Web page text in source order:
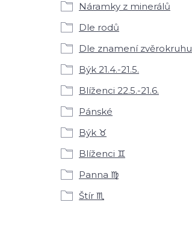
Náramky z minerálů
Dle rodů
Dle znamení zvěrokruhu
Býk 21.4.-21.5.
Blíženci 22.5.-21.6.
Pánské
Býk ♉
Blíženci ♊
Panna ♍
Štír ♏